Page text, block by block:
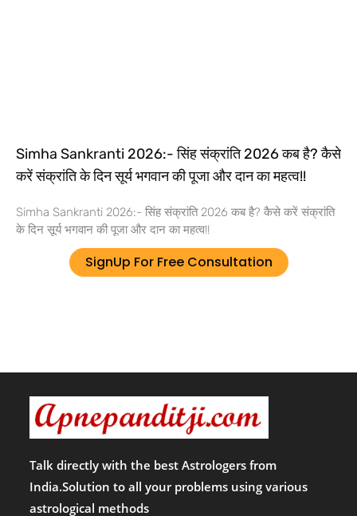
Simha Sankranti 2026:- सिंह संक्रांति 2026 कब है? कैसे
करें संक्रांति के दिन सूर्य भगवान की पूजा और दान का महत्व!!
Simha Sankranti 2026:- सिंह संक्रांति 2026 कब है? कैसे करें संक्रांति
के दिन सूर्य भगवान की पूजा और दान का महत्व!!
SignUp For Free Consultation
Talk directly with the best Astrologers from
India.Solution to all your problems using various
astrological methods